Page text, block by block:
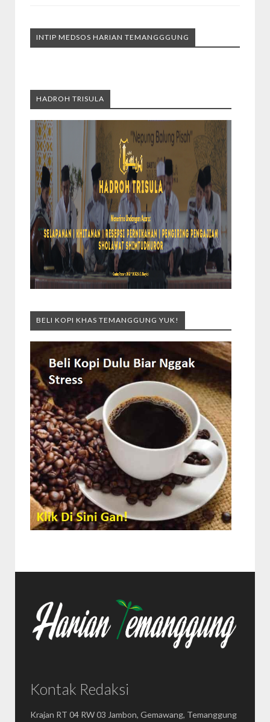
INTIP MEDSOS HARIAN TEMANGGGUNG
HADROH TRISULA
BELI KOPI KHAS TEMANGGUNG YUK!
Kontak Redaksi
Krajan RT 04 RW 03 Jambon, Gemawang, Temanggung